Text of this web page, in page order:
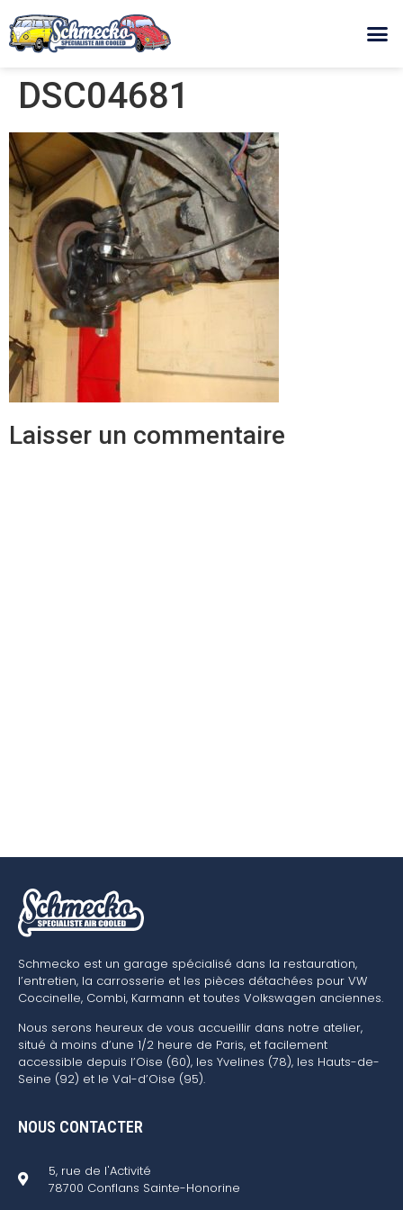
DSC04681
Laisser un commentaire
Schmecko est un garage spécialisé dans la restauration,
l’entretien, la carrosserie et les pièces détachées pour VW
Coccinelle, Combi, Karmann et toutes Volkswagen anciennes.
Nous serons heureux de vous accueillir dans notre atelier,
situé à moins d’une 1/2 heure de Paris, et facilement
accessible depuis l’Oise (60), les Yvelines (78), les Hauts-de-
Seine (92) et le Val-d’Oise (95).
NOUS CONTACTER
5, rue de l'Activité
78700 Conflans Sainte-Honorine